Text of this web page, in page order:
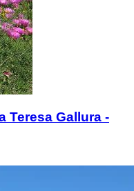
Teresa Gallura -